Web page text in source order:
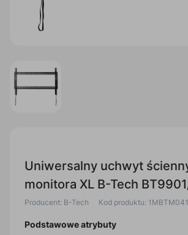
Uniwersalny uchwyt
monitora XL B-Tech
Producent: B-Tech Kod produktu: 1MBTM041
Podstawowe atrybuty